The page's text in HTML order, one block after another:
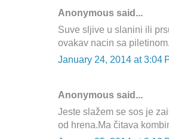
Anonymous said...
Suve sljive u slanini ili
ovakav nacin sa
January 24, 2014 at 3:04
Anonymous said...
Jeste slažem se sos je
od hrena.Ma čitava